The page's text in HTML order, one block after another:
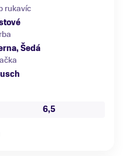
rukavíc
Šedá
6,5